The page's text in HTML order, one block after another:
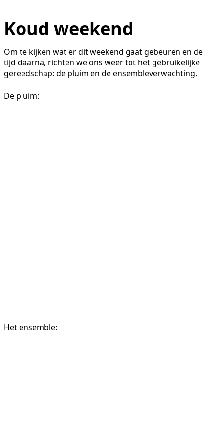
Koud weekend
Om te kijken wat er dit weekend gaat gebeuren en de
tijd daarna, richten we ons weer tot het gebruikelijke
gereedschap: de pluim en de ensembleverwachting.
De pluim:
Het ensemble: